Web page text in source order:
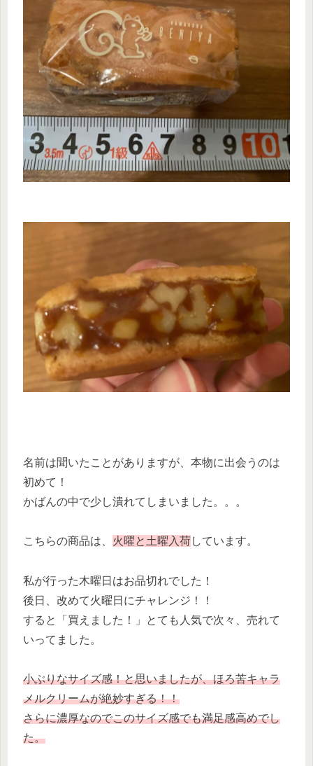
名前は聞いたことがありますが、本物に出会うのは
初めて！
かばんの中で少し潰れてしまいました。。。
こちらの商品は、 火曜と土曜入荷しています。
私が行った木曜日はお品切れでした！
後日、改めて火曜日にチャレンジ！！
すると「買えました！」とても人気で次々、売れて
いってました。
小ぶりなサイズ感！と思いましたが、ほろ苦キャラ
メルクリームが絶妙すぎる！！
さらに濃厚なのでこのサイズ感でも満足感高めでし
た。